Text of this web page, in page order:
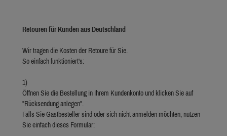
Retouren für Kunden aus Deutschland
Wir tragen die Kosten der Retoure für Sie.
So einfach funktioniert's:
1)
Öffnen Sie die Bestellung in Ihrem Kundenkonto und klicken Sie auf
"Rücksendung anlegen".
Falls Sie Gastbesteller sind oder sich nicht anmelden möchten, nutzen
Sie einfach dieses Formular: